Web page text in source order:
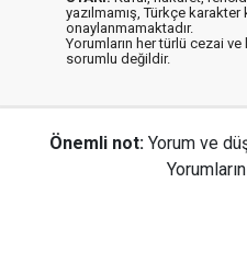
yazılmamış, Türkçe karakter
onaylanmamaktadır.
Yorumların her türlü cezai
sorumlu değildir.
Önemli not: Yorum ve